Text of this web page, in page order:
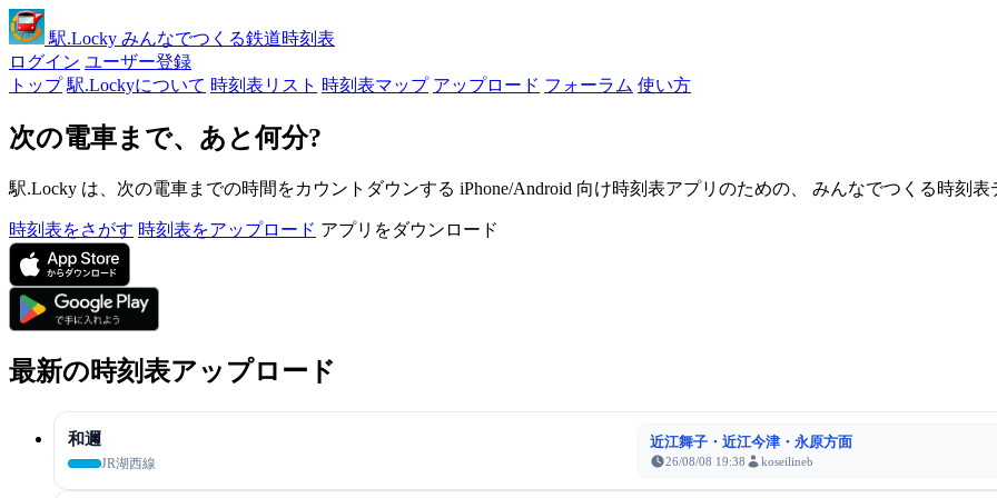
駅.Locky みんなでつくる鉄道時刻表
ログイン ユーザー登録
トップ 駅.Lockyについて 時刻表リスト 時刻表マップ アップロード フォーラム 使い方
次の電車まで、あと何分?
駅.Locky は、次の電車までの時間をカウントダウンする iPhone/Android 向け時刻表アプリのための、 みんなでつくる時刻表
時刻表をさがす 時刻表をアップロード アプリをダウンロード
最新の時刻表アップロード
和邇
JR湖西線
近江舞子・近江今津・永原方面
26/08/08 19:38 koseilineb